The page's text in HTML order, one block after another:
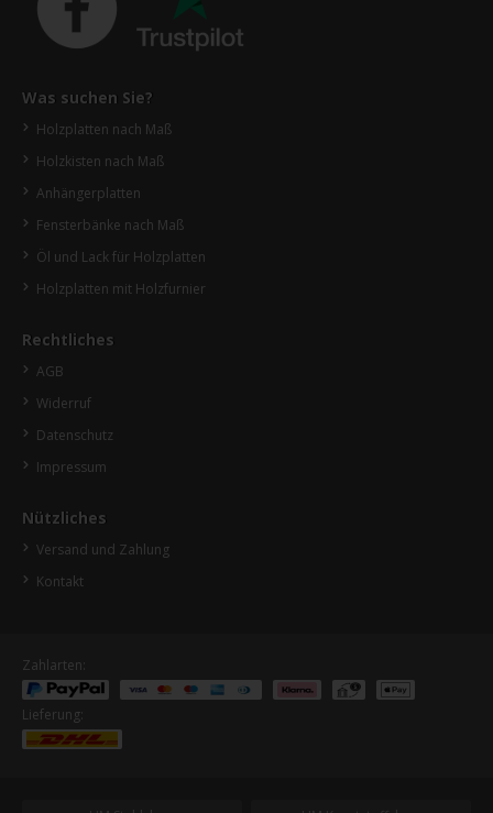
Was suchen Sie?
Holzplatten nach Maß
Holzkisten nach Maß
Anhängerplatten
Fensterbänke nach Maß
Öl und Lack für Holzplatten
Holzplatten mit Holzfurnier
Rechtliches
AGB
Widerruf
Datenschutz
Impressum
Nützliches
Versand und Zahlung
Kontakt
Zahlarten:
Lieferung: